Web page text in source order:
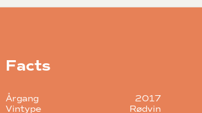
Facts
Årgang
2017
Vintype
Rødvin